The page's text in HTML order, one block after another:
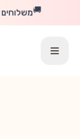
דלג לתוכן הראשי
🚚משלוחים